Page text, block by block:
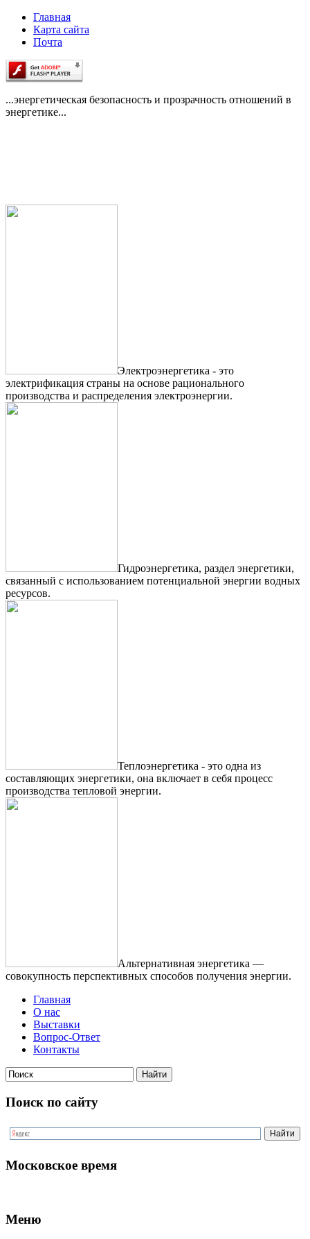
Главная
Карта сайта
Почта
...энергетическая безопасность и прозрачность отношений в
энергетике...
Электроэнергетика - это
электрификация страны на основе рационального
производства и распределения электроэнергии.
Гидроэнергетика, раздел энергетики,
связанный с использованием потенциальной энергии водных
ресурсов.
Теплоэнергетика - это одна из
составляющих энергетики, она включает в себя процесс
производства тепловой энергии.
Альтернативная энергетика —
совокупность перспективных способов получения энергии.
Главная
О нас
Выставки
Вопрос-Ответ
Контакты
Поиск по сайту
Московское время
Меню